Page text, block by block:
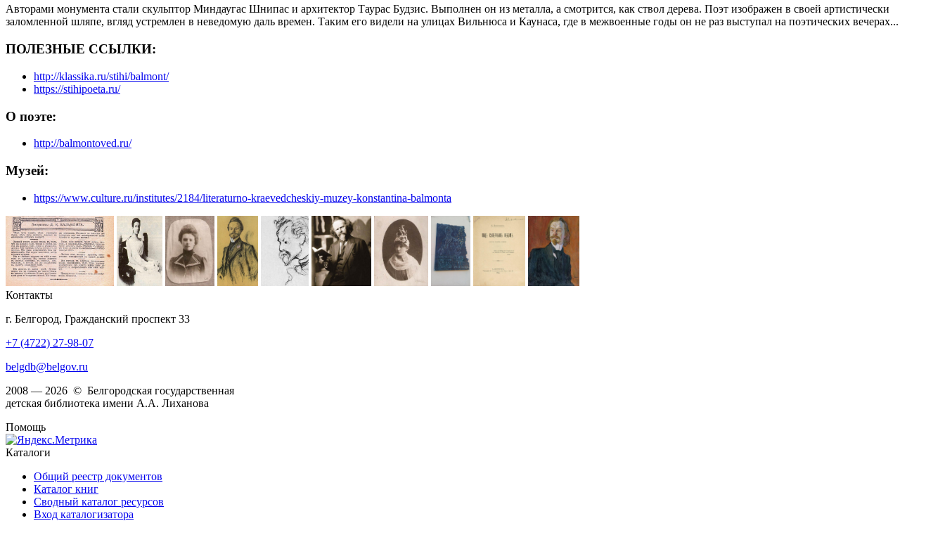
Авторами монумента стали скульптор Миндаугас Шнипас и архитектор Таурас Будзис. Выполнен он из металла, а смотрится, как ствол дерева. Поэт изображен в своей артистически
заломленной шляпе, вгляд устремлен в неведомую даль времен. Таким его видели на улицах Вильнюса и Каунаса, где в межвоенные годы он не раз выступал на поэтических вечерах...
ПОЛЕЗНЫЕ ССЫЛКИ:
http://klassika.ru/stihi/balmont/
https://stihipoeta.ru/
О поэте:
http://balmontoved.ru/
Музей:
https://www.culture.ru/institutes/2184/literaturno-kraevedcheskiy-muzey-konstantina-balmonta
Контакты
г. Белгород, Гражданский проспект 33
+7 (4722) 27-98-07
belgdb@belgov.ru
2008 — 2026 © Белгородская государственная
детская библиотека имени А.А. Лиханова
Помощь
Каталоги
Общий реестр документов
Каталог книг
Сводный каталог ресурсов
Вход каталогизатора